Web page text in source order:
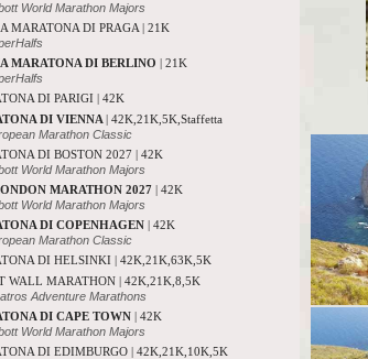
World Marathon Majors
MARATONA DI PRAGA | 21K
MARATONA DI BERLINO | 21K
DI PARIGI | 42K
DI VIENNA | 42K,21K,5K,Staffetta
Marathon Classic
DI BOSTON 2027 | 42K
World Marathon Majors
MARATHON 2027 | 42K
World Marathon Majors
DI COPENHAGEN | 42K
Marathon Classic
DI HELSINKI | 42K,21K,63K,5K
WALL MARATHON | 42K,21K,8,5K
Adventure Marathons
DI CAPE TOWN | 42K
World Marathon Majors
DI EDIMBURGO | 42K,21K,10K,5K